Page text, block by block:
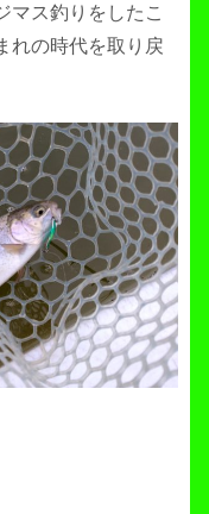
マス釣りをしたこ
れの時代を取り戻